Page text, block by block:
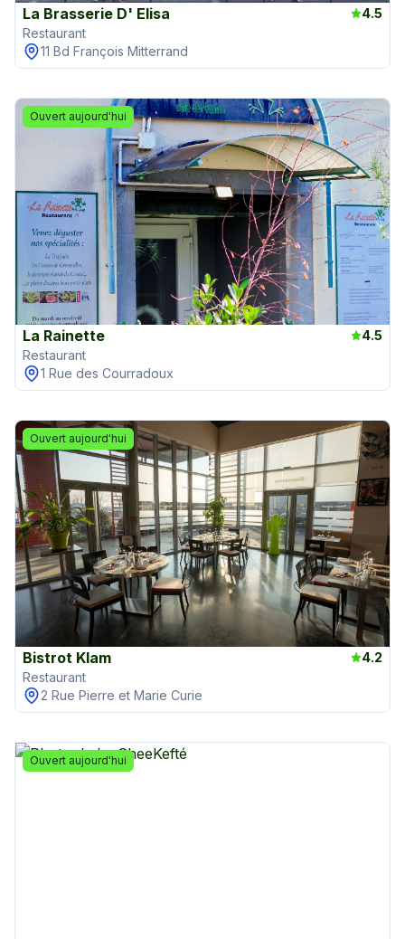
La Brasserie D' Elisa
4.5
Restaurant
11 Bd François Mitterrand
Ouvert aujourd'hui
La Rainette
4.5
Restaurant
1 Rue des Courradoux
Ouvert aujourd'hui
Bistrot Klam
4.2
Restaurant
2 Rue Pierre et Marie Curie
Ouvert aujourd'hui